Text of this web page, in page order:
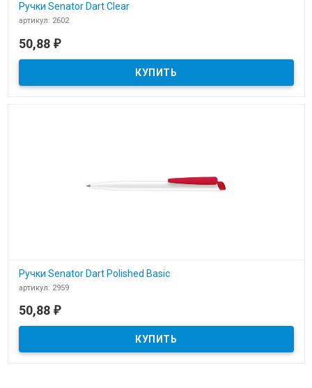
Ручки Senator Dart Clear
артикул: 2602
Ручки Senator Dart Clear со склада в Москве и нанесение
логотипа на корпус и клип на производстве Брэнд Медиа.
50,88 ₽
Ручки Senator Dart Polished Basic
артикул: 2959
Ручки Senator Dart Polished Basic со склада в Москве и нанесение
логотипа на корпус и клип на производстве Брэнд Медиа.
50,88 ₽